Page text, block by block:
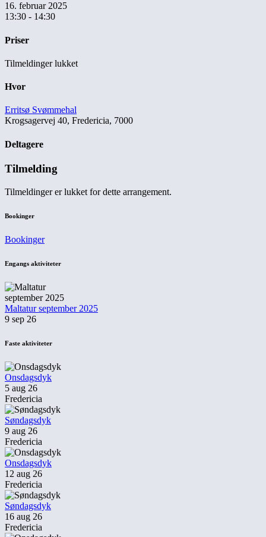
16. februar 2025
13:30 - 14:30
Priser
Tilmeldinger lukket
Hvor
Erritsø Svømmehal
Krogsagervej 40, Fredericia, 7000
Deltagere
Tilmelding
Tilmeldinger er lukket for dette arrangement.
Bookinger
Bookinger
Engangs aktiviteter
Maltatur september 2025
9 sep 26
Faste aktiviteter
Onsdagsdyk
5 aug 26
Fredericia
Søndagsdyk
9 aug 26
Fredericia
Onsdagsdyk
12 aug 26
Fredericia
Søndagsdyk
16 aug 26
Fredericia